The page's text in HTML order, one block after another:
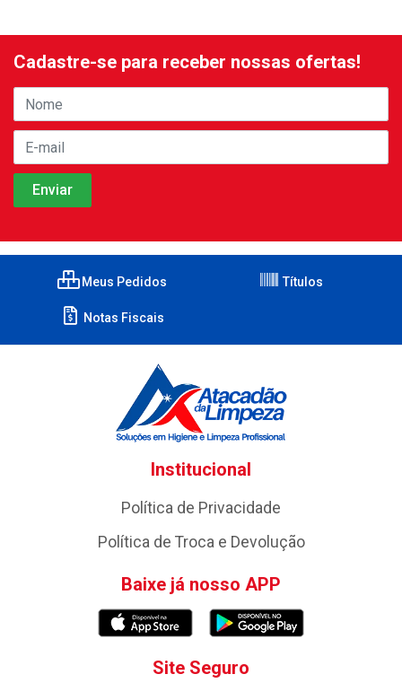
Cadastre-se para receber nossas ofertas!
Meus Pedidos Títulos
Notas Fiscais
Institucional
Política de Privacidade
Política de Troca e Devolução
Baixe já nosso APP
Site Seguro